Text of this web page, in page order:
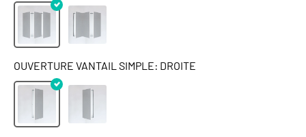
OUVERTURE VANTAIL SIMPLE: DROITE